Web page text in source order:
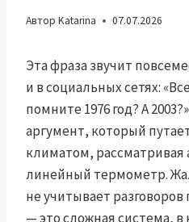
Автор Katarina 07.07.2026
Эта фраза звучит
и в социальных сетях:
помните 1976 год? А
аргумент, который
климатом, рассматривая
линейный термометр.
не учитывает
— это сложная система,